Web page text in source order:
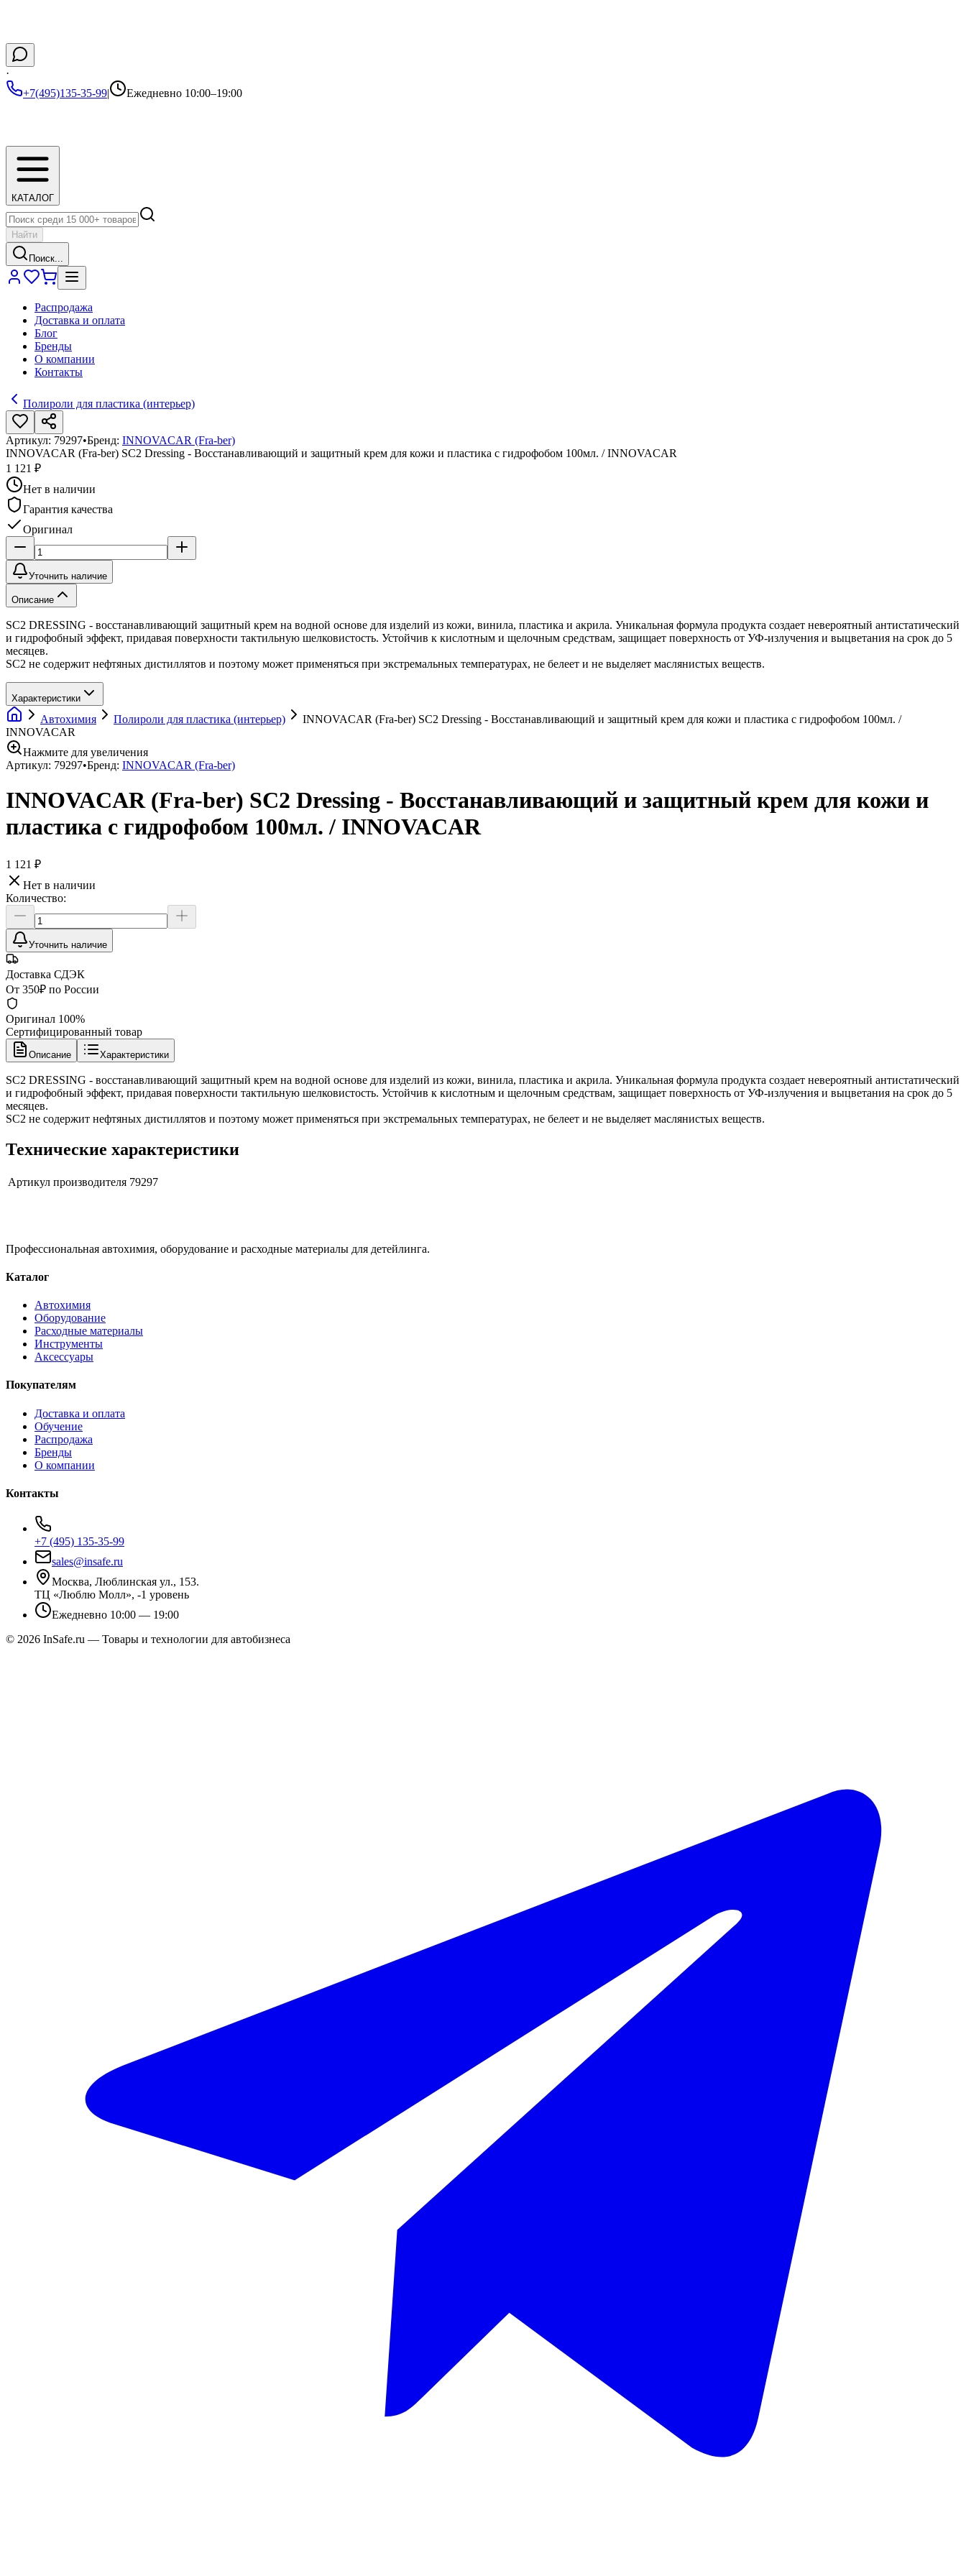
·
+7(495)135-35-99| Ежедневно 10:00–19:00
КАТАЛОГ
Найти
Поиск...
Распродажа
Доставка и оплата
Блог
Бренды
О компании
Контакты
Полироли для пластика (интерьер)
Артикул: 79297•Бренд: INNOVACAR (Fra-ber)
INNOVACAR (Fra-ber) SC2 Dressing - Восстанавливающий и защитный крем для кожи и пластика с гидрофобом 100мл. / INNOVACAR
1 121 ₽
Нет в наличии
Гарантия качества
Оригинал
Уточнить наличие
Описание
SC2 DRESSING - восстанавливающий защитный крем на водной основе для изделий из кожи, винила, пластика и акрила. Уникальная формула продукта создает невероятный антистатический
и гидрофобный эффект, придавая поверхности тактильную шелковистость. Устойчив к кислотным и щелочным средствам, защищает поверхность от УФ-излучения и выцветания на срок до 5
месяцев.
SC2 не содержит нефтяных дистиллятов и поэтому может применяться при экстремальных температурах, не белеет и не выделяет маслянистых веществ.
Характеристики
Автохимия Полироли для пластика (интерьер)
INNOVACAR (Fra-ber) SC2 Dressing - Восстанавливающий и защитный крем для кожи и пластика с гидрофобом 100мл. /
INNOVACAR
Нажмите для увеличения
Артикул: 79297•Бренд: INNOVACAR (Fra-ber)
INNOVACAR (Fra-ber) SC2 Dressing - Восстанавливающий и защитный крем для кожи и
пластика с гидрофобом 100мл. / INNOVACAR
1 121 ₽
Нет в наличии
Количество:
Уточнить наличие
Доставка СДЭК
От 350₽ по России
Оригинал 100%
Сертифицированный товар
Описание Характеристики
SC2 DRESSING - восстанавливающий защитный крем на водной основе для изделий из кожи, винила, пластика и акрила. Уникальная формула продукта создает невероятный антистатический
и гидрофобный эффект, придавая поверхности тактильную шелковистость. Устойчив к кислотным и щелочным средствам, защищает поверхность от УФ-излучения и выцветания на срок до 5
месяцев.
SC2 не содержит нефтяных дистиллятов и поэтому может применяться при экстремальных температурах, не белеет и не выделяет маслянистых веществ.
Технические характеристики
Артикул производителя 79297
Профессиональная автохимия, оборудование и расходные материалы для детейлинга.
Каталог
Автохимия
Оборудование
Расходные материалы
Инструменты
Аксессуары
Покупателям
Доставка и оплата
Обучение
Распродажа
Бренды
О компании
Контакты
+7 (495) 135-35-99
sales@insafe.ru
Москва, Люблинская ул., 153.
ТЦ «Люблю Молл», -1 уровень
Ежедневно 10:00 — 19:00
© 2026 InSafe.ru — Товары и технологии для автобизнеса